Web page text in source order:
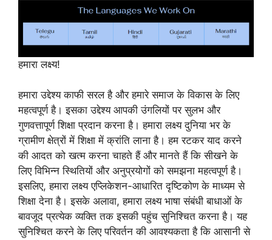
हमारा लक्ष्य!
हमारा उद्देश्य काफी सरल है और हमारे समाज के विकास के लिए
महत्वपूर्ण है। इसका उद्देश्य आपकी उंगलियों पर सुलभ और
गुणवत्तापूर्ण शिक्षा प्रदान करना है। हमारा लक्ष्य दुनिया भर के
ग्रामीण क्षेत्रों में शिक्षा में क्रांति लाना है। हम रटकर याद करने
की आदत को खत्म करना चाहते हैं और मानते हैं कि सीखने के
लिए विभिन्न स्थितियों और अनुप्रयोगों को समझना महत्वपूर्ण है।
इसलिए, हमारा लक्ष्य एप्लिकेशन-आधारित दृष्टिकोण के माध्यम से
शिक्षा देना है। इसके अलावा, हमारा लक्ष्य भाषा संबंधी बाधाओं के
बावजूद प्रत्येक व्यक्ति तक इसकी पहुंच सुनिश्चित करना है। यह
सुनिश्चित करने के लिए परिवर्तन की आवश्यकता है कि आसानी से